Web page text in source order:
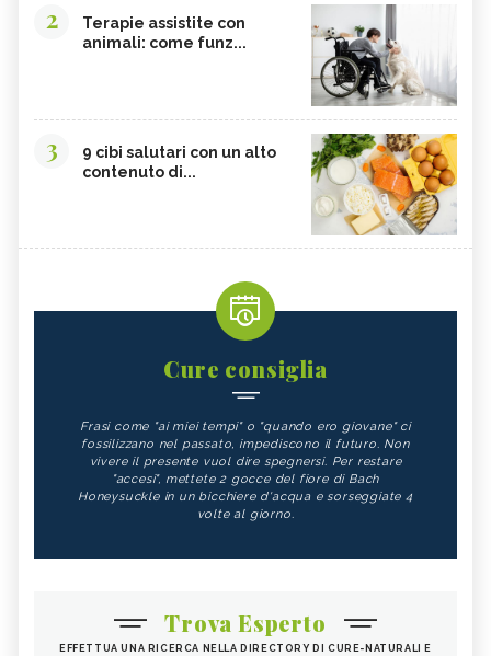
2
Terapie assistite con
animali: come funz...
3
9 cibi salutari con un alto
contenuto di...
Cure consiglia
Frasi come "ai miei tempi" o "quando ero giovane" ci
fossilizzano nel passato, impediscono il futuro. Non
vivere il presente vuol dire spegnersi. Per restare
"accesi", mettete 2 gocce del fiore di Bach
Honeysuckle in un bicchiere d'acqua e sorseggiate 4
volte al giorno.
Trova Esperto
EFFETTUA UNA RICERCA NELLA DIRECTORY DI CURE-NATURALI E